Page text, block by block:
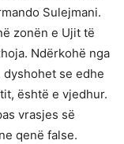
Sulejmani.
zonën e Ujit të
Ndërkohë nga
se edhe
është e vjedhur.
vrasjes së
qenë false.